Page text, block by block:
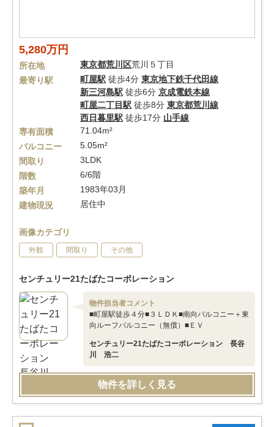
5,280万円
所在地 東京都荒川区荒川５丁目
最寄り駅
町屋駅 徒歩4分 東京地下鉄千代田線
新三河島駅 徒歩6分 京成電鉄本線
町屋二丁目駅 徒歩8分 東京都荒川線
西日暮里駅 徒歩17分 山手線
専有面積
71.04m²
バルコニー
5.05m²
間取り
3LDK
階数
6/6階
築年月
1983年03月
建物現況
居住中
画像カテゴリ
外観 間取り その他
センチュリー21たばたコーポレーション
物件担当者コメント
■町屋駅徒歩４分■３ＬＤＫ■南向バルコニー＋東
向ルーフバルコニー（無償）■ＥＶ
センチュリー21たばたコーポレーション 長谷
川 浩二
物件を詳しく見る